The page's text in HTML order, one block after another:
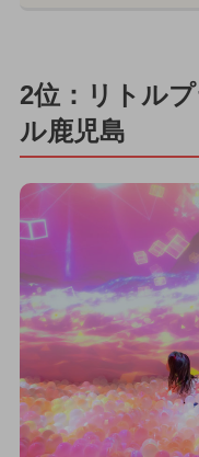
2位：リトル
ル鹿児島